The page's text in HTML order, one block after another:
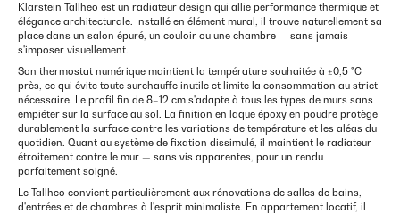
Klarstein Tallheo est un radiateur design qui allie performance thermique et
élégance architecturale. Installé en élément mural, il trouve naturellement sa
place dans un salon épuré, un couloir ou une chambre — sans jamais
s'imposer visuellement.
Son thermostat numérique maintient la température souhaitée à ±0,5 °C
près, ce qui évite toute surchauffe inutile et limite la consommation au strict
nécessaire. Le profil fin de 8–12 cm s'adapte à tous les types de murs sans
empiéter sur la surface au sol. La finition en laque époxy en poudre protège
durablement la surface contre les variations de température et les aléas du
quotidien. Quant au système de fixation dissimulé, il maintient le radiateur
étroitement contre le mur — sans vis apparentes, pour un rendu
parfaitement soigné.
Le Tallheo convient particulièrement aux rénovations de salles de bains,
d'entrées et de chambres à l'esprit minimaliste. En appartement locatif, il